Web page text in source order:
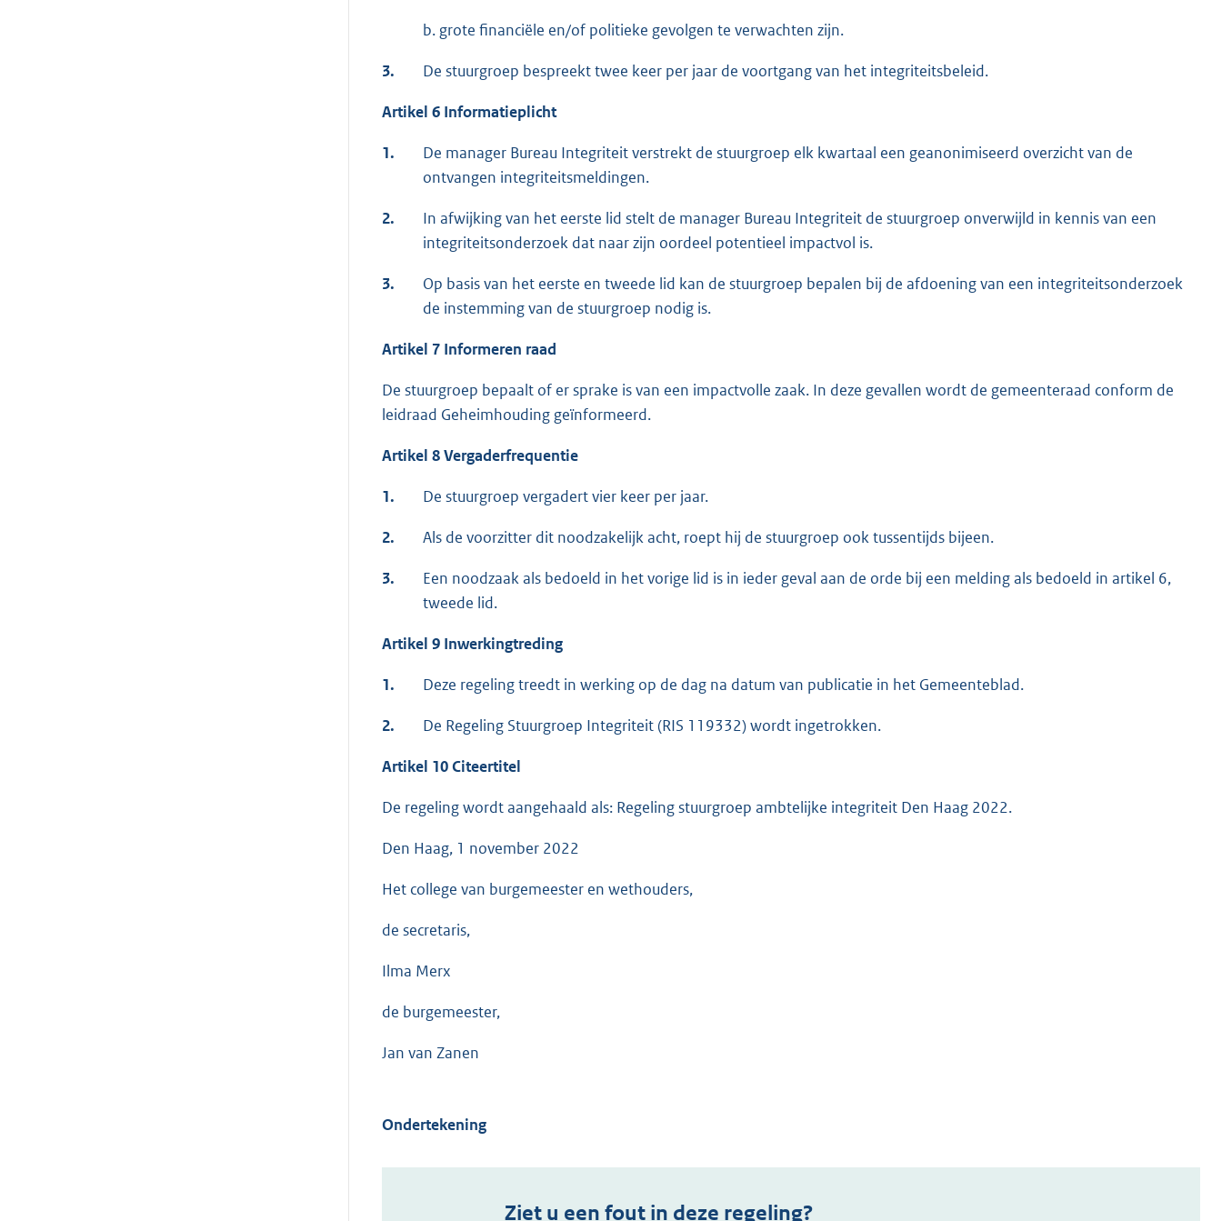
b. grote financiële en/of politieke gevolgen te verwachten zijn.
3. De stuurgroep bespreekt twee keer per jaar de voortgang van het integriteitsbeleid.
Artikel 6 Informatieplicht
1.
De manager Bureau Integriteit verstrekt de stuurgroep elk kwartaal een geanonimiseerd overzicht van de
ontvangen integriteitsmeldingen.
2.
In afwijking van het eerste lid stelt de manager Bureau Integriteit de stuurgroep onverwijld in kennis van een
integriteitsonderzoek dat naar zijn oordeel potentieel impactvol is.
3.
Op basis van het eerste en tweede lid kan de stuurgroep bepalen bij de afdoening van een integriteitsonderzoek
de instemming van de stuurgroep nodig is.
Artikel 7 Informeren raad
De stuurgroep bepaalt of er sprake is van een impactvolle zaak. In deze gevallen wordt de gemeenteraad conform de
leidraad Geheimhouding geïnformeerd.
Artikel 8 Vergaderfrequentie
1. De stuurgroep vergadert vier keer per jaar.
2. Als de voorzitter dit noodzakelijk acht, roept hij de stuurgroep ook tussentijds bijeen.
3.
Een noodzaak als bedoeld in het vorige lid is in ieder geval aan de orde bij een melding als bedoeld in artikel 6,
tweede lid.
Artikel 9 Inwerkingtreding
1. Deze regeling treedt in werking op de dag na datum van publicatie in het Gemeenteblad.
2. De Regeling Stuurgroep Integriteit (RIS 119332) wordt ingetrokken.
Artikel 10 Citeertitel
De regeling wordt aangehaald als: Regeling stuurgroep ambtelijke integriteit Den Haag 2022.
Den Haag, 1 november 2022
Het college van burgemeester en wethouders,
de secretaris,
Ilma Merx
de burgemeester,
Jan van Zanen
Ondertekening
Ziet u een fout in deze regeling?